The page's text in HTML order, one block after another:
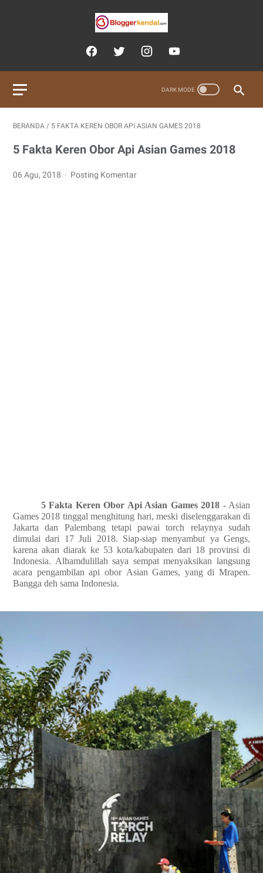
BERANDA / 5 FAKTA KEREN OBOR API ASIAN GAMES 2018
5 Fakta Keren Obor Api Asian Games 2018
06 Agu, 2018 Posting Komentar
5 Fakta Keren Obor Api Asian Games 2018 - Asian
Games 2018 tinggal menghitung hari, meski diselenggarakan di
Jakarta dan Palembang tetapi pawai torch relaynya sudah
dimulai dari 17 Juli 2018. Siap-siap menyambut ya Gengs,
karena akan diarak ke 53 kota/kabupaten dari 18 provinsi di
Indonesia. Alhamdulillah saya sempat menyaksikan langsung
acara pengambilan api obor Asian Games, yang di Mrapen.
Bangga deh sama Indonesia.